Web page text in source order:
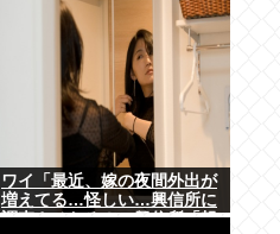
ワイ「最近、嫁の夜間外出が
増えてる…怪しい…興信所に
調査させたろ！」興信所「報